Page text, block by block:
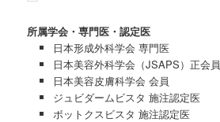
所属学会・専門医・認定医
日本形成外科学会 専門医
日本美容外科学会（JSAPS）正会員
日本美容皮膚科学会 会員
ジュビダームビスタ 施注認定医
ボットクスビスタ 施注認定医